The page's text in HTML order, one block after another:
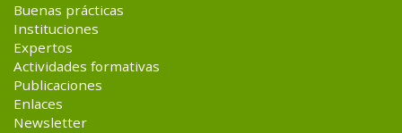
Buenas prácticas
Instituciones
Expertos
Actividades formativas
Publicaciones
Enlaces
Newsletter